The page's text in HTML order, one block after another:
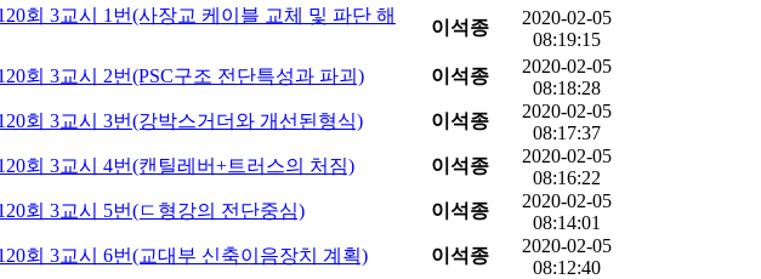
회 3교시 1번(사장교 케이블 교체 및 파단 해
이석종
2020-02-05
08:19:15
회 3교시 2번(PSC구조 전단특성과 파괴)
이석종
2020-02-05
08:18:28
회 3교시 3번(강박스거더와 개선된형식)
이석종
2020-02-05
08:17:37
회 3교시 4번(캔틸레버+트러스의 처짐)
이석종
2020-02-05
08:16:22
회 3교시 5번(ㄷ형강의 전단중심)
이석종
2020-02-05
08:14:01
회 3교시 6번(교대부 신축이음장치 계획)
이석종
2020-02-05
08:12:40